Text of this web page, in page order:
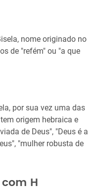
nome originado no
de "refém" ou "a que
por sua vez uma das
origem hebraica e
de Deus", "Deus é a
"mulher robusta de
H